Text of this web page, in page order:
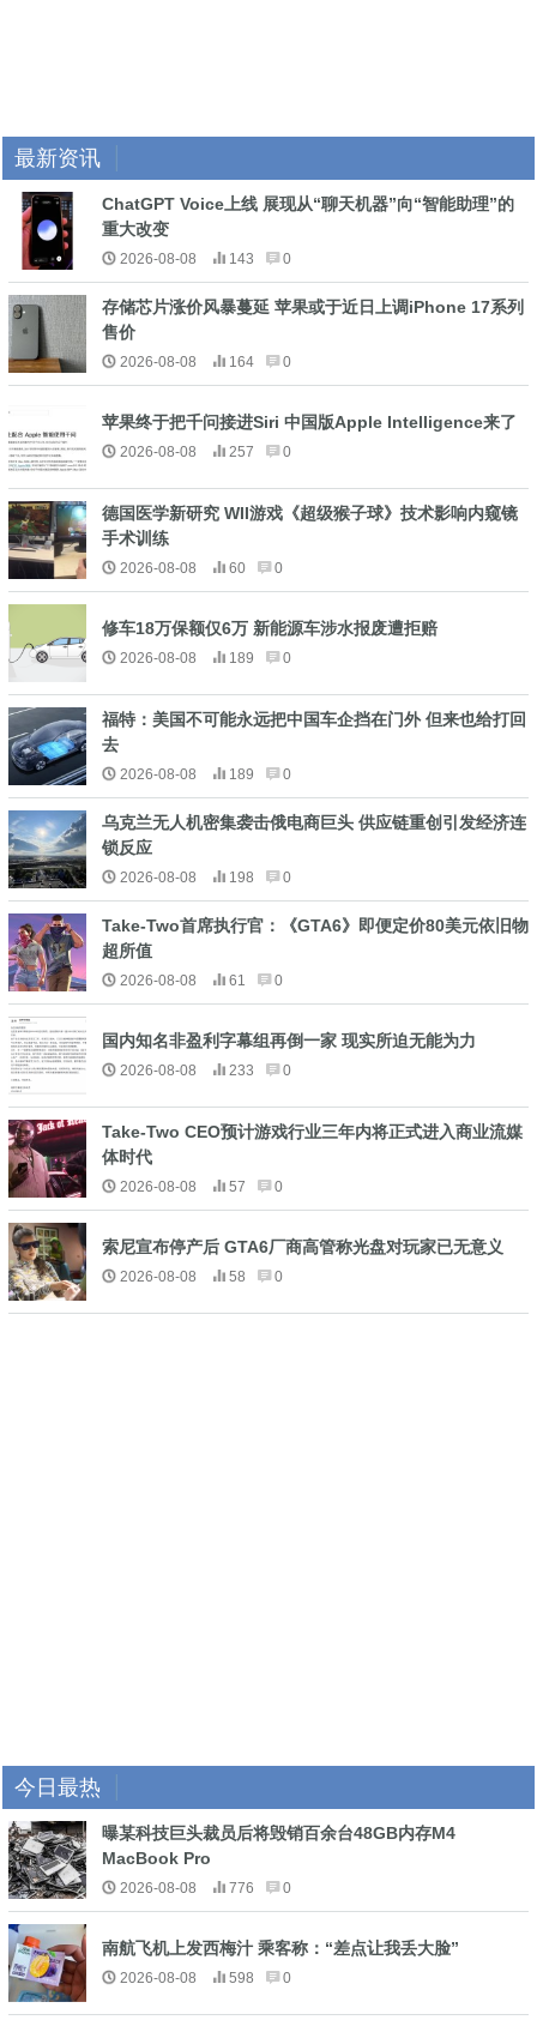
最新资讯
ChatGPT Voice上线 展现从“聊天机器”向“智能助理”的
重大改变
2026-08-08 143 0
存储芯片涨价风暴蔓延 苹果或于近日上调iPhone 17系列
售价
2026-08-08 164 0
苹果终于把千问接进Siri 中国版Apple Intelligence来了
2026-08-08 257 0
德国医学新研究 WII游戏《超级猴子球》技术影响内窥镜
手术训练
2026-08-08 60 0
修车18万保额仅6万 新能源车涉水报废遭拒赔
2026-08-08 189 0
福特：美国不可能永远把中国车企挡在门外 但来也给打回
去
2026-08-08 189 0
乌克兰无人机密集袭击俄电商巨头 供应链重创引发经济连
锁反应
2026-08-08 198 0
Take-Two首席执行官：《GTA6》即便定价80美元依旧物
超所值
2026-08-08 61 0
国内知名非盈利字幕组再倒一家 现实所迫无能为力
2026-08-08 233 0
Take-Two CEO预计游戏行业三年内将正式进入商业流媒
体时代
2026-08-08 57 0
索尼宣布停产后 GTA6厂商高管称光盘对玩家已无意义
2026-08-08 58 0
今日最热
曝某科技巨头裁员后将毁销百余台48GB内存M4
MacBook Pro
2026-08-08 776 0
南航飞机上发西梅汁 乘客称：“差点让我丢大脸”
2026-08-08 598 0